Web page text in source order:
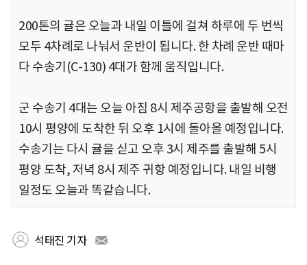
200톤의 귤은 오늘과 내일 이틀에 걸쳐 하루에 두 번씩
모두 4차례로 나눠서 운반이 됩니다. 한 차례 운반 때마
다 수송기(C-130) 4대가 함께 움직입니다.
군 수송기 4대는 오늘 아침 8시 제주공항을 출발해 오전
10시 평양에 도착한 뒤 오후 1시에 돌아올 예정입니다.
수송기는 다시 귤을 싣고 오후 3시 제주를 출발해 5시
평양 도착, 저녁 8시 제주 귀항 예정입니다. 내일 비행
일정도 오늘과 똑같습니다.
석태진 기자